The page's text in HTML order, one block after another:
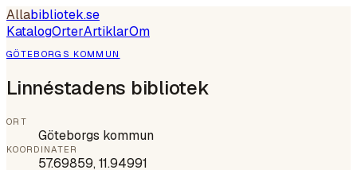
Allabibliotek.se
KatalogOrterArtiklarOm
GÖTEBORGS KOMMUN
Linnéstadens bibliotek
ORT
Göteborgs kommun
KOORDINATER
57.69859,11.94991